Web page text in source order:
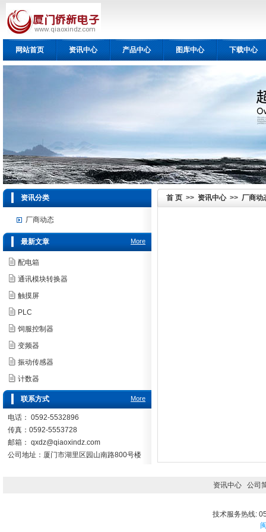
网站首页 资讯中心 产品中心 图库中心 下载中心
首 页 >> 资讯中心>> 厂商动
资讯分类
厂商动态
More
最新文章
配电箱
通讯模块转换器
触摸屏
PLC
饲服控制器
变频器
振动传感器
计数器
More
联系方式
电话： 0592-5532896
传真：0592-5553728
邮箱： qxdz@qiaoxindz.com
公司地址：厦门市湖里区园山南路800号楼
资讯中心 公司
技术服务热线: